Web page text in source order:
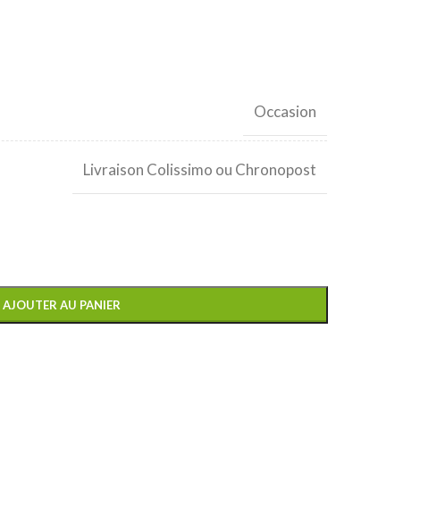
Occasion
Livraison Colissimo ou Chronopost
AJOUTER AU PANIER